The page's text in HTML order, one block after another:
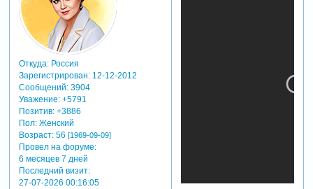
Откуда:Россия
Зарегистрирован: 12-12-2012
Сообщений:3904
Уважение: +5791
Позитив: +3886
Пол:Женский
Возраст:56 [1969-09-09]
Провел на форуме:
6 месяцев 7 дней
Последний визит:
27-07-2026 00:16:05